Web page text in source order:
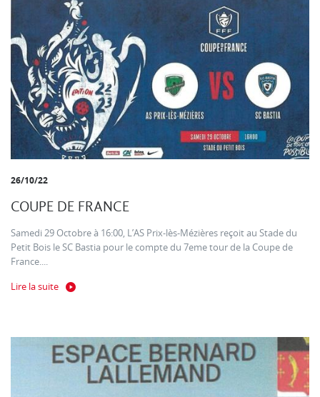
26/10/22
COUPE DE FRANCE
Samedi 29 Octobre à 16:00, L’AS Prix-lès-Mézières reçoit au Stade du
Petit Bois le SC Bastia pour le compte du 7eme tour de la Coupe de
France....
Lire la suite